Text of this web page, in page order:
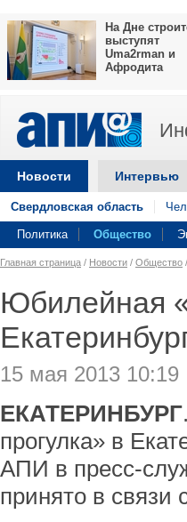
На Дне
выступят
Uma2rman и
Афродита
Новости Интервью
Свердловская область
Политика Общество
Главная страница / Новости / Общество /
Юбилейная
15 мая 2013 10:19
ЕКАТЕРИНБУРГ
прогулка» в
АПИ в пресс-
принято в связи